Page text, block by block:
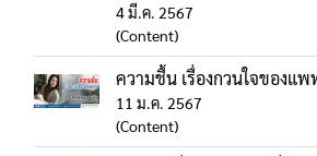
4 มี.ค. 2567
(Content)
ความชื้น เรื่องกวนใจของแ
11 ม.ค. 2567
(Content)